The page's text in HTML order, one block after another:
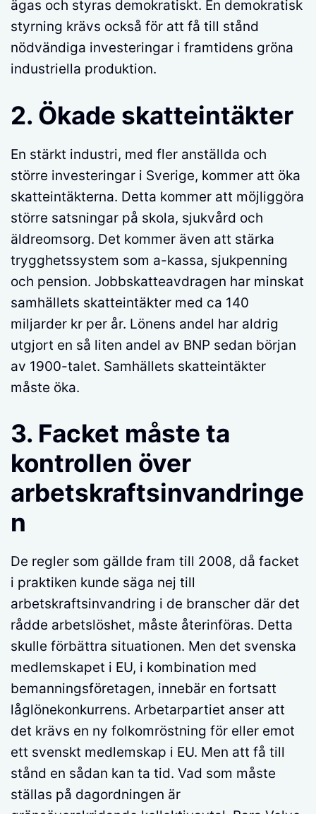
ägas och styras demokratiskt. En demokratisk
styrning krävs också för att få till stånd
nödvändiga investeringar i framtidens gröna
industriella produktion.
2. Ökade skatteintäkter
En stärkt industri, med fler anställda och
större investeringar i Sverige, kommer att öka
skatteintäkterna. Detta kommer att möjliggöra
större satsningar på skola, sjukvård och
äldreomsorg. Det kommer även att stärka
trygghetssystem som a-kassa, sjukpenning
och pension. Jobbskatteavdragen har minskat
samhällets skatteintäkter med ca 140
miljarder kr per år. Lönens andel har aldrig
utgjort en så liten andel av BNP sedan början
av 1900-talet. Samhällets skatteintäkter
måste öka.
3. Facket måste ta
kontrollen över
arbetskraftsinvandringe
n
De regler som gällde fram till 2008, då facket
i praktiken kunde säga nej till
arbetskraftsinvandring i de branscher där det
rådde arbetslöshet, måste återinföras. Detta
skulle förbättra situationen. Men det svenska
medlemskapet i EU, i kombination med
bemanningsföretagen, innebär en fortsatt
låglönekonkurrens. Arbetarpartiet anser att
det krävs en ny folkomröstning för eller emot
ett svenskt medlemskap i EU. Men att få till
stånd en sådan kan ta tid. Vad som måste
ställas på dagordningen är